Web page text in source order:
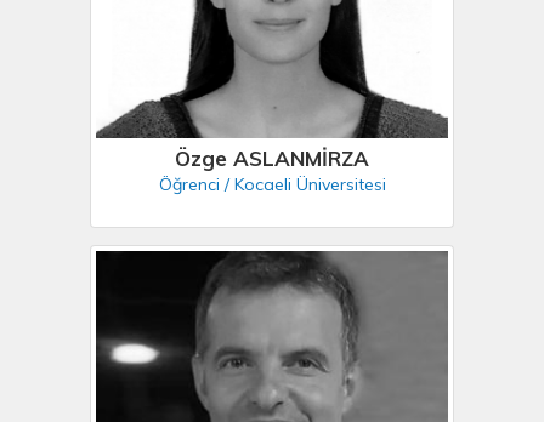
Özge ASLANMİRZA
Öğrenci / Kocaeli Üniversitesi